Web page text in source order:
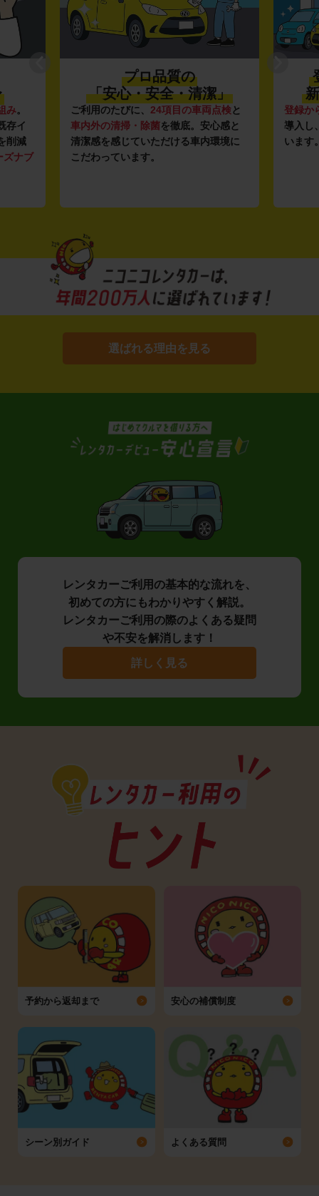
み。
存イ
削減
ズナブ
プロ品質の
「安心・安全・清潔」
ご利用のたびに、 24項目の車両点検と
車内外の清掃・除菌を徹底。安心感と
清潔感を感じていただける車内環境に
こだわっています。
登録か
導入し
います
選ばれる理由を見る
レンタカーご利用の基本的な流れを、
初めての方にもわかりやすく解説。
レンタカーご利用の際のよくある疑問
や不安を解消します！
詳しく見る
予約から返却まで 安心の補償制度
シーン別ガイド よくある質問